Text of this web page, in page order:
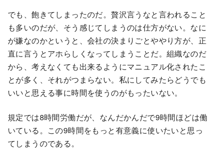
でも、飽きてしまったのだ。贅沢言うなと言われること
も多いのだが、そう感じてしまうのは仕方がない。なに
が嫌なのかというと、会社の決まりごとややり方が、正
直に言うとアホらしくなってしまうことだ。組織なのだ
から、考えなくても出来るようにマニュアル化されたこ
とが多く、それがつまらない。私にしてみたらどうでも
いいと思える事に時間を使うのがもったいない。
規定では8時間労働だが、なんだかんだで9時間ほどは働
いている。この9時間をもっと有意義に使いたいと思っ
てしまうのである。